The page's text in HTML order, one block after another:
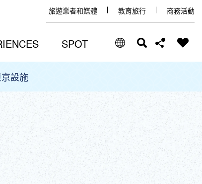
旅遊業者和媒體 教育旅行 商務活動
SPOT
ENGLISH
中文(简体)
中文(繁體/正體)
Facebook
X (Twitter)
設施